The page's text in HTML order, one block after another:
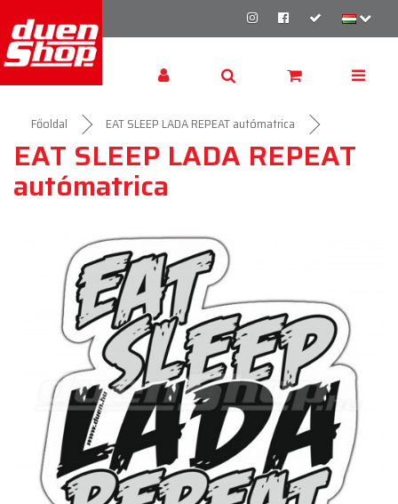
Főoldal EAT SLEEP LADA REPEAT autómatrica
EAT SLEEP LADA REPEAT
autómatrica